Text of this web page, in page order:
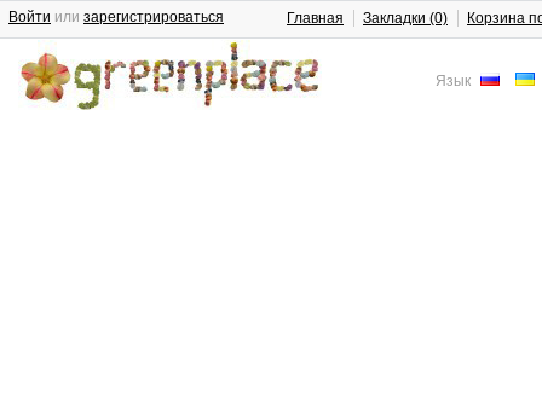
Язык
Войти или зарегистрироваться Главная Закладки (0) Корзина